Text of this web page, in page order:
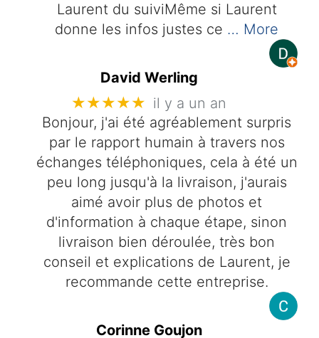
Laurent du suiviMême si Laurent
donne les infos justes ce … More
David Werling
★★★★★ il y a un an
Bonjour, j'ai été agréablement surpris
par le rapport humain à travers nos
échanges téléphoniques, cela à été un
peu long jusqu'à la livraison, j'aurais
aimé avoir plus de photos et
d'information à chaque étape, sinon
livraison bien déroulée, très bon
conseil et explications de Laurent, je
recommande cette entreprise.
Corinne Goujon